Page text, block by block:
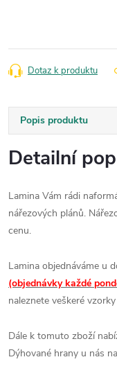
Dotaz k produktu
Popis produktu
Detailní
Lamina Vám rádi
nářezových plánů.
cenu.
Lamina objednáváme u
(objednávky každé
naleznete veškeré
Dále k tomuto zboží
Dýhované hrany u nás